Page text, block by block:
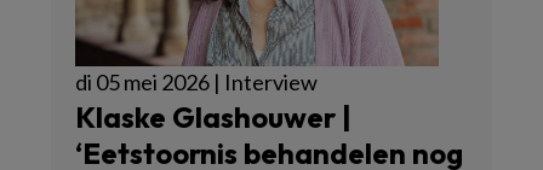
di 05 mei 2026 | Interview
Klaske Glashouwer |
‘Eetstoornis behandelen nog